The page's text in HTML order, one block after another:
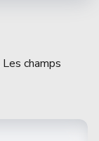
Les champs